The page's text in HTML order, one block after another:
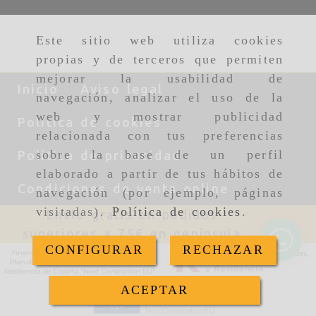
Este sitio web utiliza cookies
propias y de terceros que permiten
mejorar la usabilidad de
navegación, analizar el uso de la
web y mostrar publicidad
relacionada con tus preferencias
sobre la base de un perfil
elaborado a partir de tus hábitos de
navegación (por ejemplo, páginas
visitadas). Política de cookies .
CONFIGURAR RECHAZAR
ACEPTAR
Inicio
Política de cookies
Política de privacidad
Condiciones de venta online
Envío gratis en pedidos
superiores a 75€ en península